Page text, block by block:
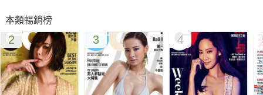
打扮入時、注重品味、熱愛生活、追求新知、享受性愛的都會美
型男！
men’s uno是
信奉享樂主義男人的第一品牌！
本類暢銷榜
2 3 4